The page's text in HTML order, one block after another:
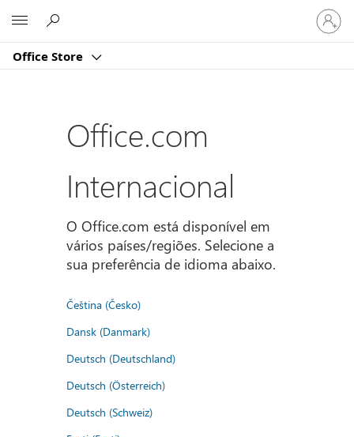
Office Store
Iniciar
sessão
na
Office.com
Internacional
O Office.com está disponível em
vários países/regiões. Selecione a
sua preferência de idioma abaixo.
Čeština (Česko)
Dansk (Danmark)
Deutsch (Deutschland)
Deutsch (Österreich)
Deutsch (Schweiz)